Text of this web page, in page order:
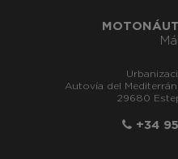
Autovía del
29680
+34